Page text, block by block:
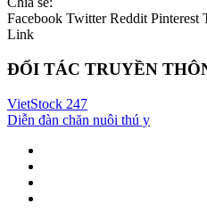
Facebook Twitter Reddit Pinterest
Link
ĐỐI TÁC TRUYỀN
VietStock 247
Diễn đàn chăn nuôi thú y